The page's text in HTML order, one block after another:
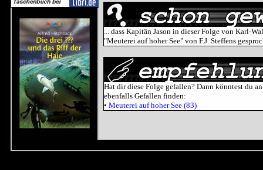
... dass Kapitän Jason in dieser Folge von Karl-
"Meuterei auf hoher See" von F.J. Steffens
Hat dir diese Folge gefallen? Dann könntest du
ebenfalls Gefallen finden:
• Meuterei auf hoher See (83)